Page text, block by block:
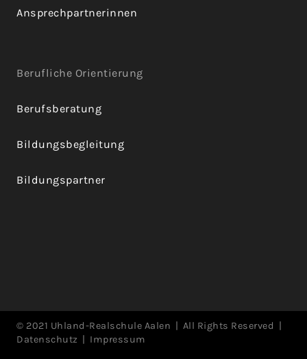
Ansprechpartnerinnen
Berufliche Orientierung
Berufsberatung
Bildungsbegleitung
Bildungspartner
© 2021 Uhland-Realschule Aalen All Rights Reserved
Datenschutz
Impressum